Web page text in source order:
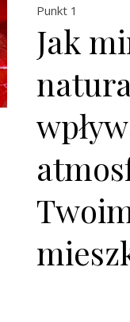
Punkt 1
Jak